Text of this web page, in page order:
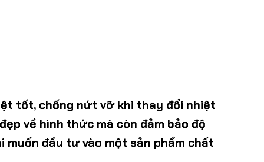
tốt, chống nứt vỡ khi thay đổi nhiệt
về hình thức mà còn đảm bảo độ
đầu tư vào một sản phẩm chất